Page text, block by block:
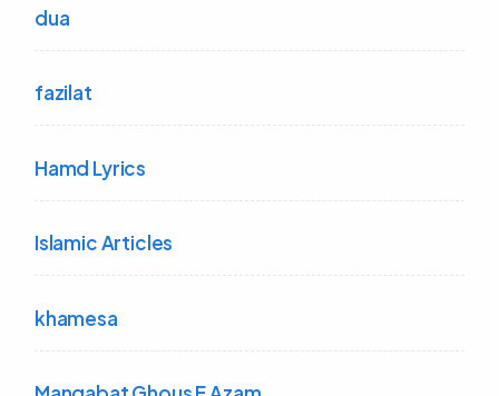
dua
fazilat
Hamd Lyrics
Islamic Articles
khamesa